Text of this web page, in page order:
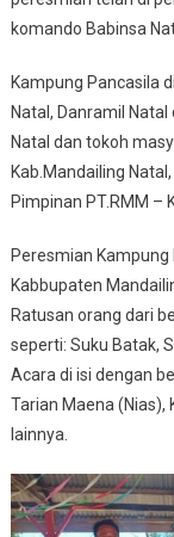
komando Babinsa
Kampung Pancasila
Natal, Danramil Natal
Natal dan tokoh
Kab.Mandailing
Pimpinan PT.RMM –
Peresmian Kampung
Kabbupaten
Ratusan orang dari
seperti: Suku Batak,
Acara di isi dengan
Tarian Maena (Nias),
lainnya.